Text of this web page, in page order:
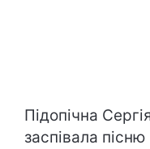
Підопічна
заспівала